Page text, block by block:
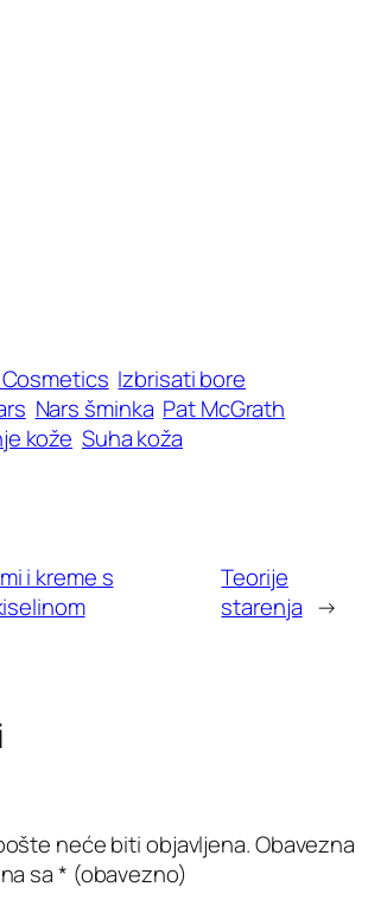
Izbrisati bore
Nars šminka Pat McGrath
kože Suha koža
i kreme s
Teorije
starenja →
neće biti objavljena.Obavezna
sa* (obavezno)